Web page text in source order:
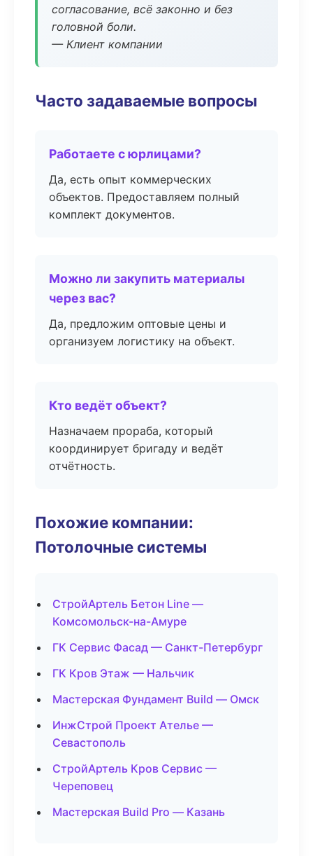
согласование, всё законно и без
головной боли.
— Клиент компании
Часто задаваемые вопросы
Работаете с юрлицами?
Да, есть опыт коммерческих
объектов. Предоставляем полный
комплект документов.
Можно ли закупить материалы
через вас?
Да, предложим оптовые цены и
организуем логистику на объект.
Кто ведёт объект?
Назначаем прораба, который
координирует бригаду и ведёт
отчётность.
Похожие компании:
Потолочные системы
СтройАртель Бетон Line —
Комсомольск-на-Амуре
ГК Сервис Фасад — Санкт-Петербург
ГК Кров Этаж — Нальчик
Мастерская Фундамент Build — Омск
ИнжСтрой Проект Ателье —
Севастополь
СтройАртель Кров Сервис —
Череповец
Мастерская Build Pro — Казань